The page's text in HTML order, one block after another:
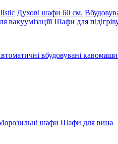
Духові шафи 60 см.
вакуумізаціїї Шафи для
вбудовувані
шафи Шафи для вина